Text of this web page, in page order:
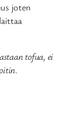
joten
tofua, ei